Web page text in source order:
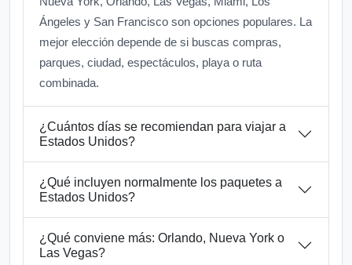
Ángeles y San Francisco son opciones populares. La
mejor elección depende de si buscas compras,
parques, ciudad, espectáculos, playa o ruta
combinada.
¿Cuántos días se recomiendan para viajar a
Estados Unidos?
¿Qué incluyen normalmente los paquetes a
Estados Unidos?
¿Qué conviene más: Orlando, Nueva York o
Las Vegas?